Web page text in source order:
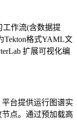
工作流(含数据提
Tekton格式YAML文
扩展可视化编
台提供运行图谱实
点。通过预加载高